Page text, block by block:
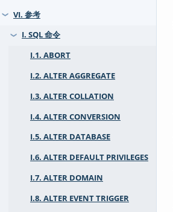
❯ VI. 参考
❯
I. SQL 命令
I.1. ABORT
I.2. ALTER AGGREGATE
I.3. ALTER COLLATION
I.4. ALTER CONVERSION
I.5. ALTER DATABASE
I.6. ALTER DEFAULT PRIVILEGES
I.7. ALTER DOMAIN
I.8. ALTER EVENT TRIGGER